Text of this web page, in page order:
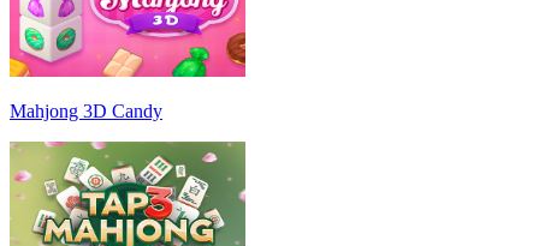
Mahjong 3D Candy